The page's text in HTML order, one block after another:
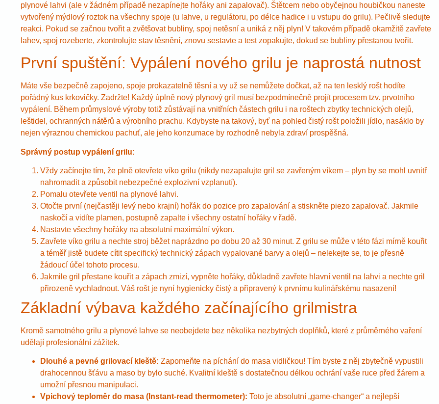
plynové lahvi (ale v žádném případě nezapínejte hořáky ani zapalovač). Štětcem nebo obyčejnou houbičkou naneste
vytvořený mýdlový roztok na všechny spoje (u lahve, u regulátoru, po délce hadice i u vstupu do grilu). Pečlivě sledujte
reakci. Pokud se začnou tvořit a zvětšovat bubliny, spoj netěsní a uniká z něj plyn! V takovém případě okamžitě zavřete
lahev, spoj rozeberte, zkontrolujte stav těsnění, znovu sestavte a test zopakujte, dokud se bubliny přestanou tvořit.
První spuštění: Vypálení nového grilu je naprostá nutnost
Máte vše bezpečně zapojeno, spoje prokazatelně těsní a vy už se nemůžete dočkat, až na ten lesklý rošt hodíte
pořádný kus krkovičky. Zadržte! Každý úplně nový plynový gril musí bezpodmínečně projít procesem tzv. prvotního
vypálení. Během průmyslové výroby totiž zůstávají na vnitřních částech grilu i na roštech zbytky technických olejů,
leštidel, ochranných nátěrů a výrobního prachu. Kdybyste na takový, byť na pohled čistý rošt položili jídlo, nasáklo by
nejen výraznou chemickou pachuť, ale jeho konzumace by rozhodně nebyla zdraví prospěšná.
Správný postup vypálení grilu:
Vždy začínejte tím, že plně otevřete víko grilu (nikdy nezapalujte gril se zavřeným víkem – plyn by se mohl uvnitř
nahromadit a způsobit nebezpečné explozivní vzplanutí).
Pomalu otevřete ventil na plynové lahvi.
Otočte první (nejčastěji levý nebo krajní) hořák do pozice pro zapalování a stiskněte piezo zapalovač. Jakmile
naskočí a vidíte plamen, postupně zapalte i všechny ostatní hořáky v řadě.
Nastavte všechny hořáky na absolutní maximální výkon.
Zavřete víko grilu a nechte stroj běžet naprázdno po dobu 20 až 30 minut. Z grilu se může v této fázi mírně kouřit
a téměř jistě budete cítit specifický technický zápach vypalované barvy a olejů – nelekejte se, to je přesně
žádoucí účel tohoto procesu.
Jakmile gril přestane kouřit a zápach zmizí, vypněte hořáky, důkladně zavřete hlavní ventil na lahvi a nechte gril
přirozeně vychladnout. Váš rošt je nyní hygienicky čistý a připravený k prvnímu kulinářskému nasazení!
Základní výbava každého začínajícího grilmistra
Kromě samotného grilu a plynové lahve se neobejdete bez několika nezbytných doplňků, které z průměrného vaření
udělají profesionální zážitek.
Dlouhé a pevné grilovací kleště: Zapomeňte na píchání do masa vidličkou! Tím byste z něj zbytečně vypustili
drahocennou šťávu a maso by bylo suché. Kvalitní kleště s dostatečnou délkou ochrání vaše ruce před žárem a
umožní přesnou manipulaci.
Vpichový teploměr do masa (Instant-read thermometer): Toto je absolutní „game-changer“ a nejlepší